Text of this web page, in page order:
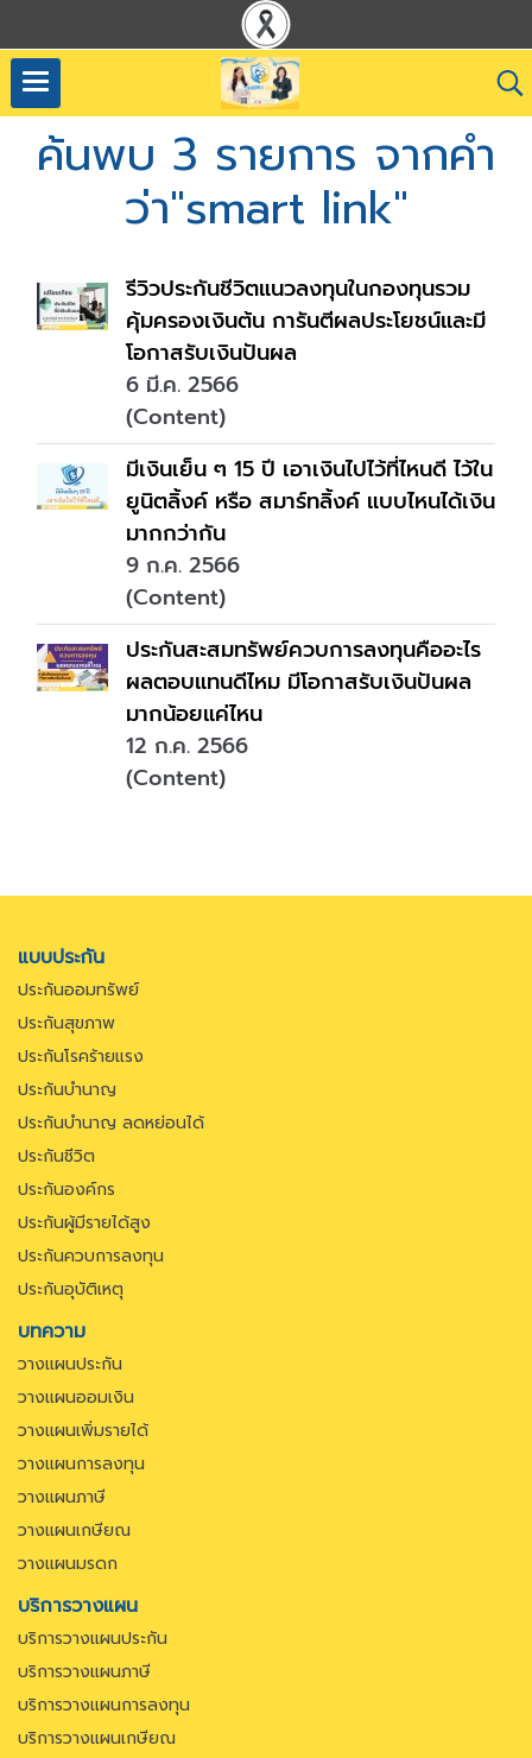
ค้นพบ 3 รายการ จากคำ
ว่า"smart link"
รีวิวประกันชีวิตแนวลงทุนในกองทุนรวม
คุ้มครองเงินต้น การันตีผลประโยชน์และมี
โอกาสรับเงินปันผล
6 มี.ค. 2566
(Content)
มีเงินเย็น ๆ 15 ปี เอาเงินไปไว้ที่ไหนดี ไว้ใน
ยูนิตลิ้งค์ หรือ สมาร์ทลิ้งค์ แบบไหนได้เงิน
มากกว่ากัน
9 ก.ค. 2566
(Content)
ประกันสะสมทรัพย์ควบการลงทุนคืออะไร
ผลตอบแทนดีไหม มีโอกาสรับเงินปันผล
มากน้อยแค่ไหน
12 ก.ค. 2566
(Content)
แบบประกัน
ประกันออมทรัพย์
ประกันสุขภาพ
ประกันโรคร้ายแรง
ประกันบำนาญ
ประกันบำนาญ ลดหย่อนได้
ประกันชีวิต
ประกันองค์กร
ประกันผู้มีรายได้สูง
ประกันควบการลงทุน
ประกันอุบัติเหตุ
บทความ
วางแผนประกัน
วางแผนออมเงิน
วางแผนเพิ่มรายได้
วางแผนการลงทุน
วางแผนภาษี
วางแผนเกษียณ
วางแผนมรดก
บริการวางแผน
บริการวางแผนประกัน
บริการวางแผนภาษี
บริการวางแผนการลงทุน
บริการวางแผนเกษียณ